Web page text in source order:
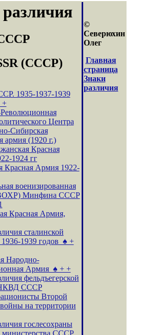
(СССР)
1935-1937-1939
+
Центра
Сибирская
армия (1920 г.)
Красная
1924 гг
Красная Армия 1922-
военизированная
Минфина СССР
Красная Армия,
сталинской
1939 годов ♠ +
Народно-
Армия ♠ + +
фельдъегерской
СССР
Второй
на территории
гослесохраны
©
Северюхин
Олег
Главная
страница
Знаки
различия